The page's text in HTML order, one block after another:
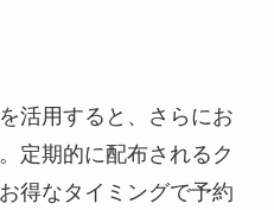
活用すると、さらにお
定期的に配布されるク
得なタイミングで予約